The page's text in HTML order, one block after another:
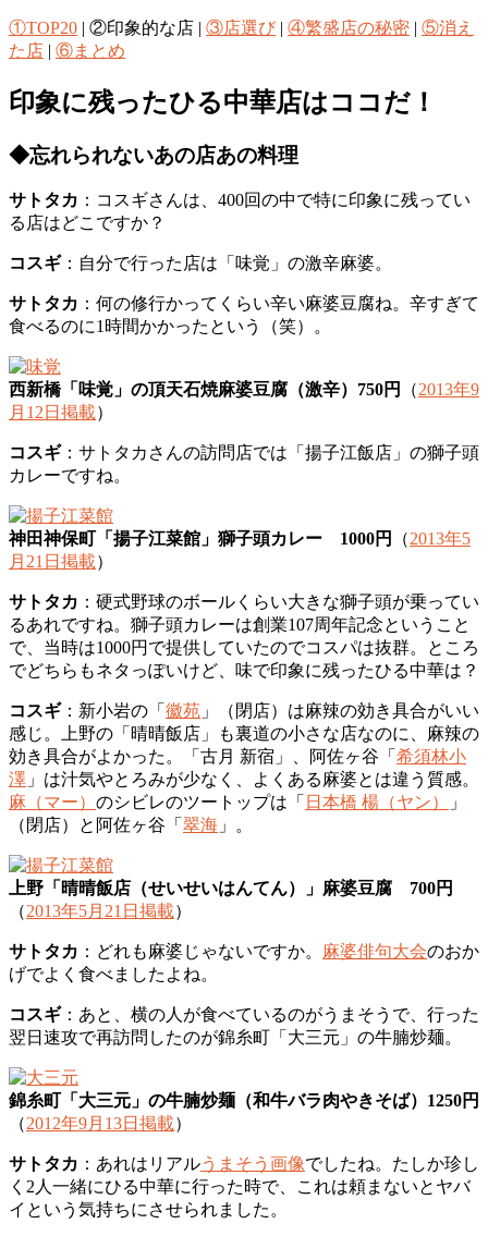
①TOP20 | ②印象的な店 | ③店選び | ④繁盛店の秘密 | ⑤消え
た店 | ⑥まとめ
印象に残ったひる中華店はココだ！
◆忘れられないあの店あの料理
サトタカ ：コスギさんは、400回の中で特に印象に残ってい
る店はどこですか？
コスギ：自分で行った店は「味覚」の激辛麻婆。
サトタカ ：何の修行かってくらい辛い麻婆豆腐ね。辛すぎて
食べるのに1時間かかったという（笑）。
西新橋「味覚」の頂天石焼麻婆豆腐（激辛）750円 （2013年9
月12日掲載）
コスギ：サトタカさんの訪問店では「揚子江飯店」の獅子頭
カレーですね。
神田神保町「揚子江菜館」獅子頭カレー 1000円 （2013年5
月21日掲載）
サトタカ ：硬式野球のボールくらい大きな獅子頭が乗ってい
るあれですね。獅子頭カレーは創業107周年記念ということ
で、当時は1000円で提供していたのでコスパは抜群。ところ
でどちらもネタっぽいけど、味で印象に残ったひる中華は？
コスギ：新小岩の「 徽苑 」（閉店）は麻辣の効き具合がいい
感じ。上野の「晴晴飯店」も裏道の小さな店なのに、麻辣の
効き具合がよかった。「古月 新宿」、阿佐ヶ谷「 希須林小
澤 」は汁気やとろみが少なく、よくある麻婆とは違う質感。
麻（マー） のシビレのツートップは「 日本橋 楊（ヤン）
」
（閉店）と阿佐ヶ谷「 翠海 」。
上野「晴晴飯店（せいせいはんてん）」麻婆豆腐 700円
（2013年5月21日掲載）
サトタカ ：どれも麻婆じゃないですか。 麻婆俳句大会のおか
げでよく食べましたよね。
コスギ：あと、横の人が食べているのがうまそうで、行った
翌日速攻で再訪問したのが錦糸町「大三元」の牛腩炒麺。
錦糸町「大三元」の牛腩炒麺（和牛バラ肉やきそば）1250円
（2012年9月13日掲載）
サトタカ ：あれはリアルうまそう画像でしたね。たしか珍し
く2人一緒にひる中華に行った時で、これは頼まないとヤバ
イという気持ちにさせられました。